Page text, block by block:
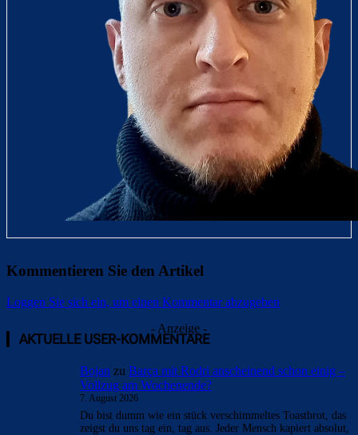
Kommentieren Sie den Artikel
Loggen Sie sich ein, um einen Kommentar abzugeben
- Anzeige -
AKTUELLE USER-KOMMENTARE
Bojan zu Barça mit Rodri anscheinend schon einig –
Vollzug am Wochenende?
7. August 2026
Du bist dumm wie ein stück verschimmeltes Toastbrot, das
zeigst du uns tag ein, tag aus. Jeder Mensch kapiert absolut,